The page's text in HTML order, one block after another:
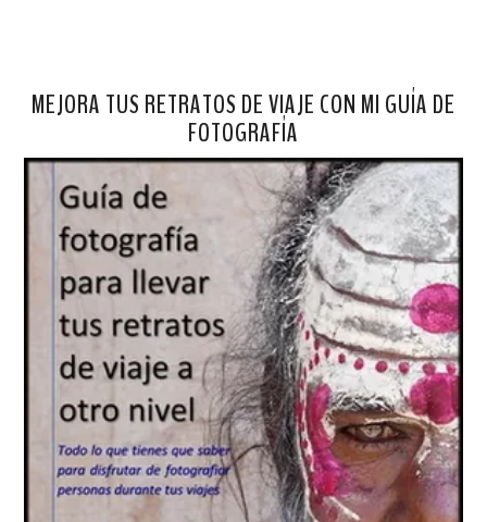
MEJORA TUS RETRATOS DE VIAJE CON MI GUÍA DE
FOTOGRAFÍA